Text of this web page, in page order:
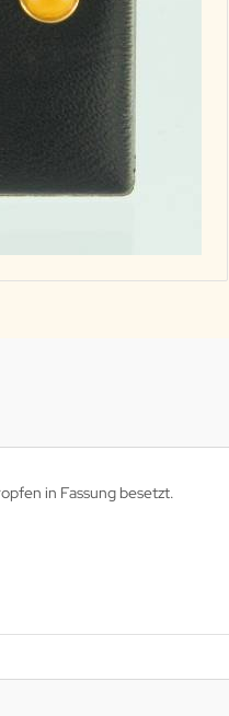
in Fassung besetzt.